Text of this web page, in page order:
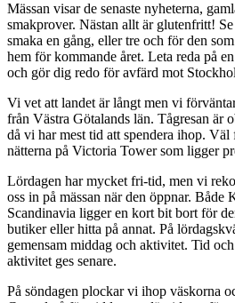
Mässan visar de senaste nyheterna,
smakprover. Nästan allt är glutenfritt!
smaka en gång, eller tre och för den
hem för kommande året. Leta reda på
och gör dig redo för avfärd mot
Vi vet att landet är långt men vi
från Västra Götalands län. Tågresan är
då vi har mest tid att spendera ihop. Väl
nätterna på Victoria Tower som ligger
Lördagen har mycket fri-tid, men vi
oss in på mässan när den öppnar.
Scandinavia ligger en kort bit bort för
butiker eller hitta på annat. På
gemensam middag och aktivitet. Tid
aktivitet ges senare.
På söndagen plockar vi ihop väskorna